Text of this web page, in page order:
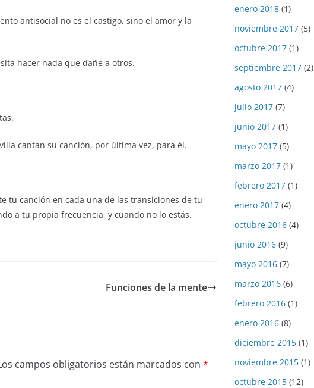
antisocial no es el castigo, sino el amor y la
hacer nada que dañe a otros.
cantan su canción, por última vez, para él.
tu canción en cada una de las transiciones de tu
a tu propia frecuencia, y cuando no lo estás.
Funciones de la mente
campos obligatorios están marcados con *
enero 2018 (1)
noviembre 2017 (5)
octubre 2017 (1)
septiembre 2017 (2)
agosto 2017 (4)
julio 2017 (7)
junio 2017 (1)
mayo 2017 (5)
marzo 2017 (1)
febrero 2017 (1)
enero 2017 (4)
octubre 2016 (4)
junio 2016 (9)
mayo 2016 (7)
marzo 2016 (6)
febrero 2016 (1)
enero 2016 (8)
diciembre 2015 (1)
noviembre 2015 (1)
octubre 2015 (12)